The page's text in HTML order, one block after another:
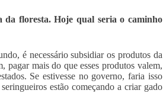
da floresta. Hoje qual seria o caminho
é necessário subsidiar os produtos da
pagar mais do que esses produtos valem,
Se estivesse no governo, faria isso
estão começando a criar gado